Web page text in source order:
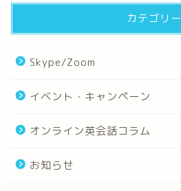
カテゴリー
Skype/Zoom
イベント・キャンペーン
オンライン英会話コラム
お知らせ